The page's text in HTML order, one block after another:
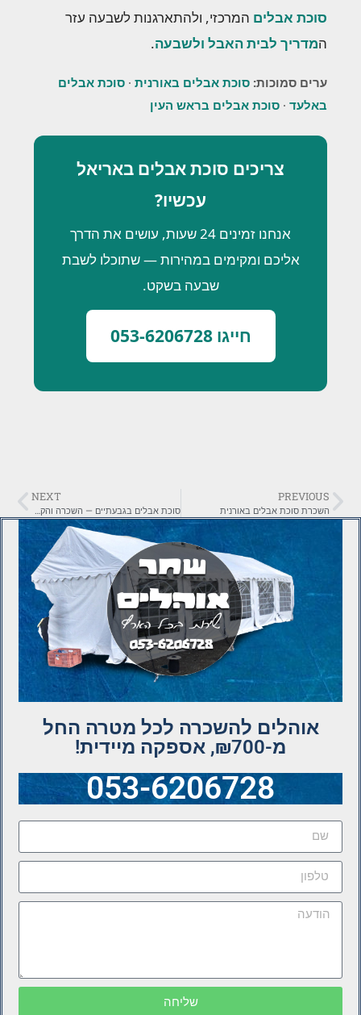
סוכת אבלים המרכזי, ולהתארגנות לשבעה עזר
המדריך לבית האבל ולשבעה.
ערים סמוכות: סוכת אבלים באורנית · סוכת אבלים
באלעד · סוכת אבלים בראש העין
צריכים סוכת אבלים באריאל
עכשיו?
אנחנו זמינים 24 שעות, עושים את הדרך
אליכם ומקימים במהירות — שתוכלו לשבת
שבעה בשקט.
חייגו 053-6206728
PREVIOUS
השכרת סוכת אבלים באורנית
NEXT
אוהלים להשכרה לכל מטרה החל
מ-₪700, אספקה מיידית!
053-6206728
שליחה